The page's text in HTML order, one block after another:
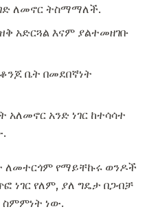
ለመኖር ትስማማለች.
አድርጓል እናም ያልተመዘገቡ
ቤት በመደበኛነት
አለመኖር አንድ ነገር ከተሳሳተ
ለመተርጎም የማይቸኩሩ ወንዶች
ነገር የለም, ያለ ግዴታ በጋብቻ
ስምምነት ነው.